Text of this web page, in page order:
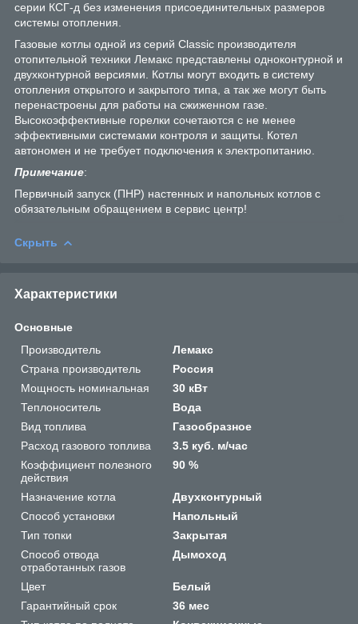
серии КСГ-д без изменения присоединительных размеров
системы отопления.
Газовые котлы одной из серий Classic производителя
отопительной техники Лемакс представлены одноконтурной и
двухконтурной версиями. Котлы могут входить в систему
отопления открытого и закрытого типа, а так же могут быть
перенастроены для работы на сжиженном газе.
Высокоэффективные горелки сочетаются с не менее
эффективными системами контроля и защиты. Котел
автономен и не требует подключения к электропитанию.
Примечание:
Первичный запуск (ПНР) настенных и напольных котлов с
обязательным обращением в сервис центр!
Скрыть
Характеристики
Основные
Производитель
Лемакс
Страна производитель
Россия
Мощность номинальная
30 кВт
Теплоноситель
Вода
Вид топлива
Газообразное
Расход газового топлива
3.5 куб. м/час
Коэффициент полезного
действия
90 %
Назначение котла
Двухконтурный
Способ установки
Напольный
Тип топки
Закрытая
Способ отвода
отработанных газов
Дымоход
Цвет
Белый
Гарантийный срок
36 мес